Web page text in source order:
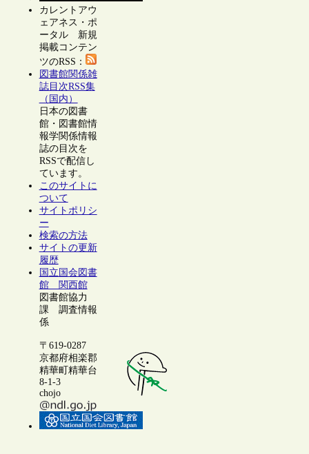
カレントアウ
ェアネス・ポ
ータル 新規
掲載コンテン
ツのRSS：
図書館関係雑
誌目次RSS集
（国内）
日本の図書
館・図書館情
報学関係情報
誌の目次を
RSSで配信し
ています。
このサイトに
ついて
サイトポリシ
ー
検索の方法
サイトの更新
履歴
国立国会図書
館 関西館
図書館協力
課 調査情報
係
〒619-0287
京都府相楽郡
精華町精華台
8-1-3
chojo